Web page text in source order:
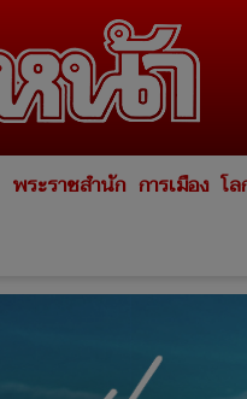
พระราชสำนัก การเมือง โ